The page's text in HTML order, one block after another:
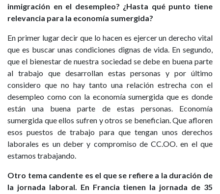
inmigración en el desempleo? ¿Hasta qué punto tiene
relevancia para la economía sumergida?
En primer lugar decir que lo hacen es ejercer un derecho vital
que es buscar unas condiciones dignas de vida. En segundo,
que el bienestar de nuestra sociedad se debe en buena parte
al trabajo que desarrollan estas personas y por último
considero que no hay tanto una relación estrecha con el
desempleo como con la economía sumergida que es donde
están una buena parte de estas personas. Economía
sumergida que ellos sufren y otros se benefician. Que afloren
esos puestos de trabajo para que tengan unos derechos
laborales es un deber y compromiso de CC.OO. en el que
estamos trabajando.
Otro tema candente es el que se refiere a la duración de
la jornada laboral. En Francia tienen la jornada de 35